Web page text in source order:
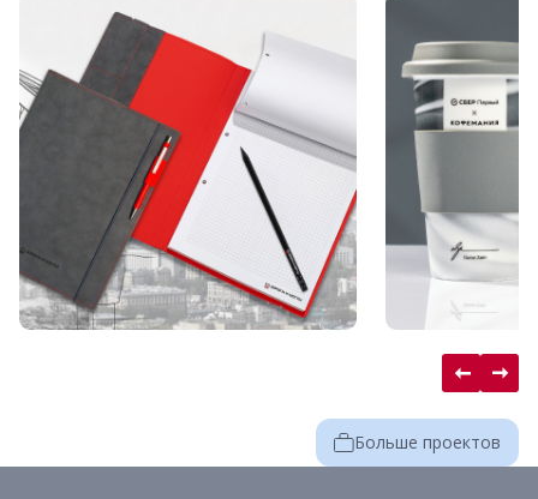
Больше проектов